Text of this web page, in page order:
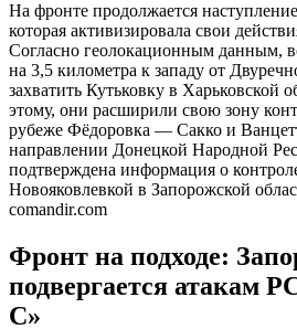
На фронте продолжается
которая активизировала свои
Согласно геолокационным данным,
на 3,5 километра к западу от
захватить Кутьковку в Харьковской
этому, они расширили свою зону
рубеже Фёдоровка — Сакко и
направлении Донецкой Народной
подтверждена информация о
Новояковлевкой в Запорожской
comandir.com
Фронт на подходе:
подвергается атакам
С»